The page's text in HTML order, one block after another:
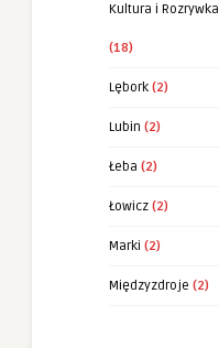
Kultura i Rozrywka
(18)
Lębork (2)
Lubin (2)
Łeba (2)
Łowicz (2)
Marki (2)
Międzyzdroje (2)